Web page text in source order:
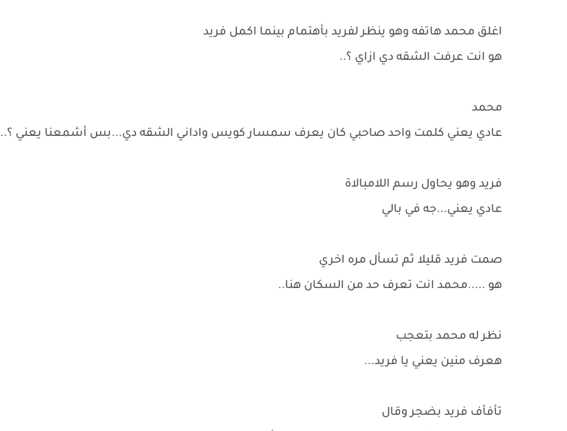
اغلق محمد هاتفه وهو ينظر لفريد بأهتمام بينما اكمل فريد
هو انت عرفت الشقه دي ازاي ؟..
محمد
عادي يعني كلمت واحد صاحبي كان يعرف سمسار كويس واداني الشقه دي...بس أشمعنا يعني ؟..
فريد وهو يحاول رسم اللامبالاة
عادي يعني...جه في بالي
صمت فريد قليلا ثم تسأل مره اخري
هو .....محمد انت تعرف حد من السكان هنا..
نظر له محمد بتعجب
هعرف منين يعني يا فريد...
تأفأف فريد بضجر وقال